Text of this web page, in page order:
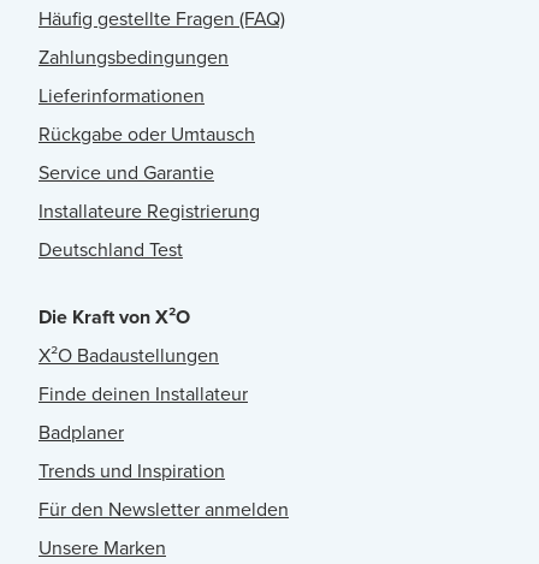
Häufig gestellte Fragen (FAQ)
Zahlungsbedingungen
Lieferinformationen
Rückgabe oder Umtausch
Service und Garantie
Installateure Registrierung
Deutschland Test
Die Kraft von X²O
X²O Badaustellungen
Finde deinen Installateur
Badplaner
Trends und Inspiration
Für den Newsletter anmelden
Unsere Marken